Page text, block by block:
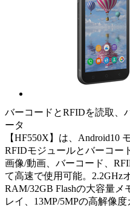
バーコードとRFIDを読取、
ータ
【HF550X】は、Android10
RFIDモジュールとバーコー
画像/動画、バーコード、
て高速で使用可能。2.2GHz
RAM/32GB Flashの大容量
レイ、13MP/5MPの高解像